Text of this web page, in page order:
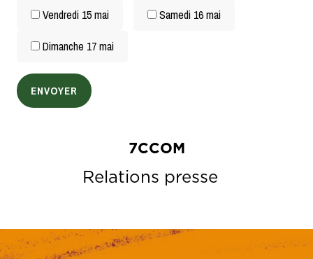
Vendredi 15 mai Samedi 16 mai
Dimanche 17 mai
7CCOM
Relations presse